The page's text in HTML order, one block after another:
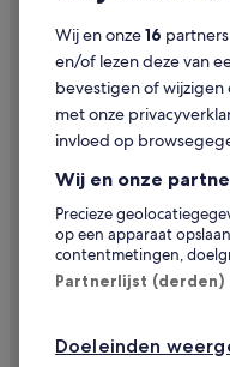
Golf in Breda
All-Inclusive in
Lhbtq-
Hotels met
Spa in Breda
Chalets in Breda
Villa's in Breda
Hostels in Breda
Flats in Breda
Vacatures
Je accommodatie
Samenwerkingen
Persruimte
Adverteren
Wij en onze16
en/of lezen deze van
bevestigen of
met onze
invloed op
Wij en onze
Precieze
op een apparaat
contentmetingen,
Partnerlijst (derden)
Doeleinden